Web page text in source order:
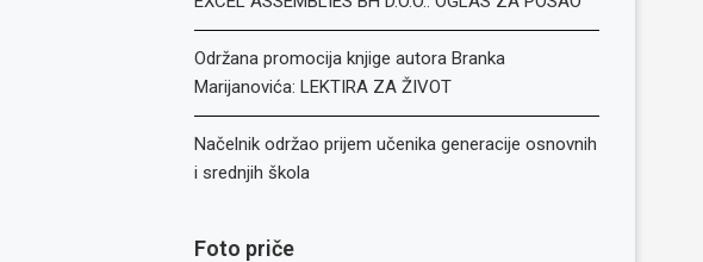
Održana promocija knjige autora Branka
Marijanovića: LEKTIRA ZA ŽIVOT
Načelnik održao prijem učenika generacije osnovnih
i srednjih škola
Foto priče